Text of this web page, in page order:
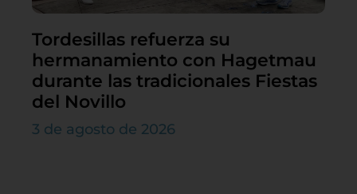
Tordesillas refuerza su
hermanamiento con Hagetmau
durante las tradicionales Fiestas
del Novillo
3 de agosto de 2026